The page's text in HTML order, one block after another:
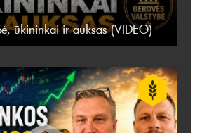
ūkininkai ir auksas (VIDEO)